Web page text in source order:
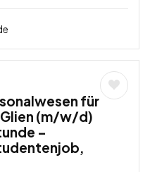
für
(m/w/d)
–